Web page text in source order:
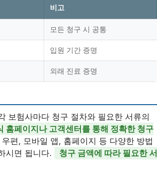
비고
모든 청구 시 공통
입원 기간 증명
외래 진료 증명
보험사마다 청구 절차와 필요한 서류의
홈페이지나 고객센터를 통해 정확한 청구
편, 모바일 앱, 홈페이지 등 다양한 방법
시면 됩니다.
청구 금액에 따라 필요한 서